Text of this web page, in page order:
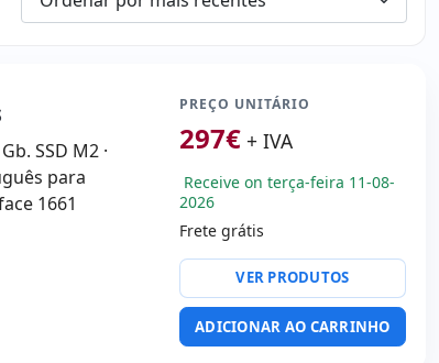
SSD M2 ·
para
1661
PREÇO UNITÁRIO
297€ + IVA
Receive on terça-feira 11-08-
2026
Frete grátis
VER PRODUTOS
ADICIONAR AO CARRINHO